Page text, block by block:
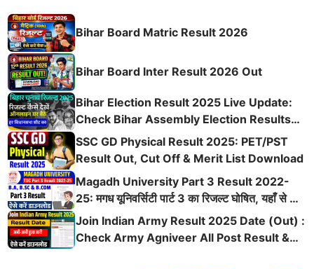
Bihar Board Matric Result 2026
Bihar Board Inter Result 2026 Out
Bihar Election Result 2025 Live Update:
Check Bihar Assembly Election Results
Online @results.eci.gov.in
SSC GD Physical Result 2025: PET/PST
Result Out, Cut Off & Merit List Download
Magadh University Part 3 Result 2022-
25: मगध यूनिवर्सिटी पार्ट 3 का रिजल्ट घोषित, यहाँ से करें
BA, BSc, BCom Result चेक
Join Indian Army Result 2025 Date (Out) :
Check Army Agniveer All Post Result &